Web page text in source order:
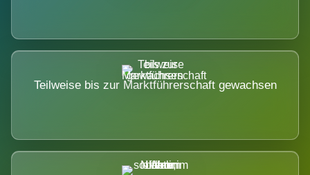
Teilweise bis zur Marktführerschaft gewachsen